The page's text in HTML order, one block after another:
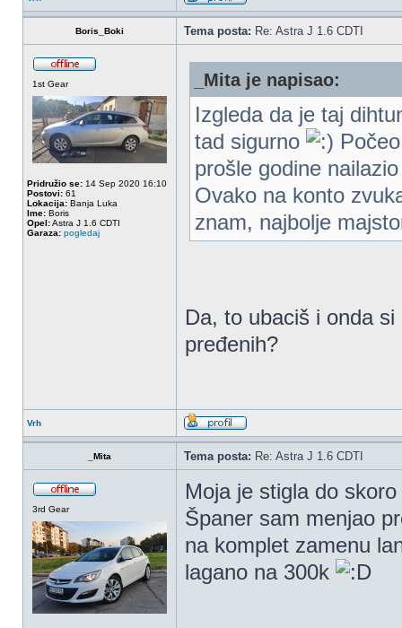
Boris_Boki Tema posta: Re: Astra J 1.6 CDTI
1st Gear
Pridružio se: 14 Sep 2020 16:10
Postovi: 61
Lokacija: Banja Luka
Ime: Boris
Opel:Astra J 1.6 CDTI
Garaza: pogledaj
_Mita je napisao:
Izgleda da je taj
tad sigurno
prošle godine
Ovako na konto
znam, najbolje
Da, to ubaciš i onda
pređenih?
Vrh
_Mita Tema posta: Re: Astra J 1.6 CDTI
3rd Gear
Moja je stigla do
Španer sam menjao
na komplet zamenu
lagano na 300k